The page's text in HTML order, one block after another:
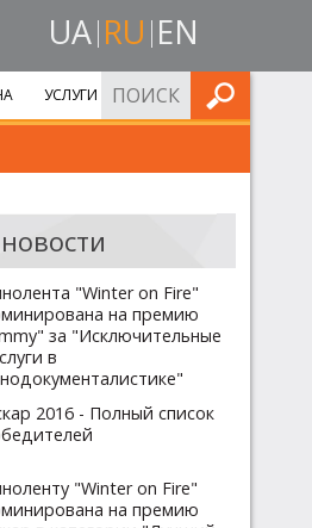
UA RU EN
УСЛУГИ ИСКАТЬ
"Winter on Fire"
на премию
за "Исключительные
в
2016 - Полный список
"Winter on Fire"
на премию